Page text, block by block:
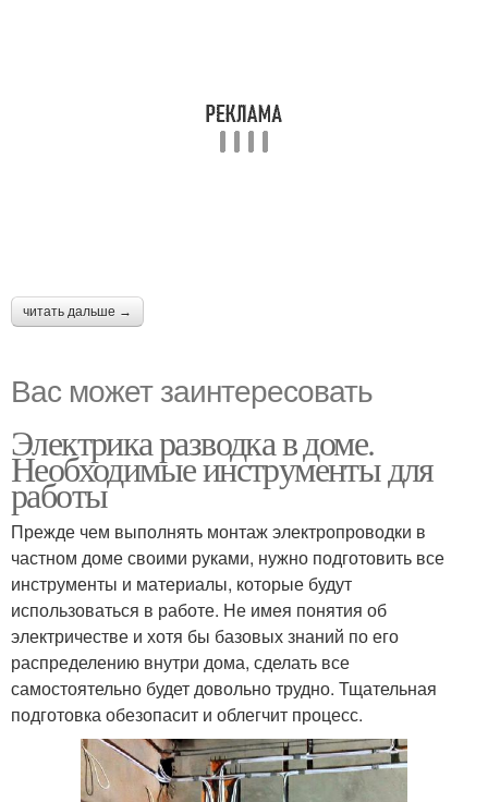
читать дальше →
Вас может заинтересовать
Электрика разводка в доме.
Необходимые инструменты для
работы
Прежде чем выполнять монтаж электропроводки в
частном доме своими руками, нужно подготовить все
инструменты и материалы, которые будут
использоваться в работе. Не имея понятия об
электричестве и хотя бы базовых знаний по его
распределению внутри дома, сделать все
самостоятельно будет довольно трудно. Тщательная
подготовка обезопасит и облегчит процесс.